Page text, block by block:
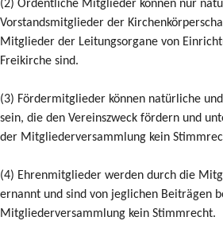
(2) Ordentliche Mitglieder können nur
Vorstandsmitglieder der
Mitglieder der Leitungsorgane von
Freikirche sind.
(3) Fördermitglieder können natürliche
sein, die den Vereinszweck fördern und
der Mitgliederversammlung kein
(4) Ehrenmitglieder werden durch die
ernannt und sind von jeglichen Beiträgen
Mitgliederversammlung kein Stimmrecht.